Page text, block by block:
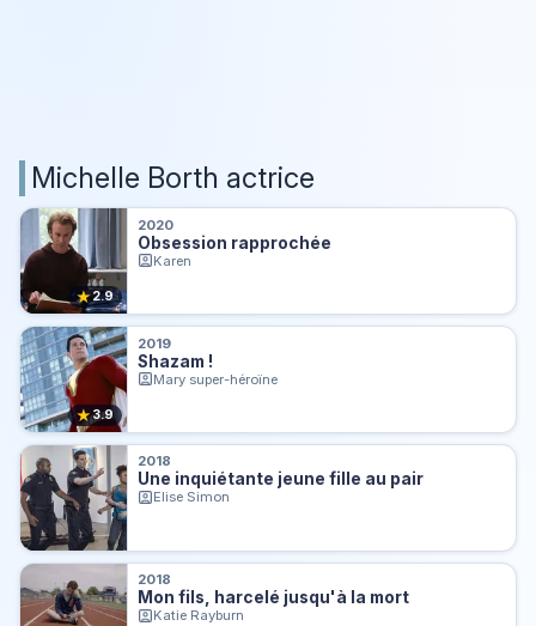
Michelle Borth actrice
★2.9
2020
Obsession rapprochée
Karen
★3.9
2019
Shazam !
Mary super-héroïne
2018
Une inquiétante jeune fille au pair
Elise Simon
2018
Mon fils, harcelé jusqu'à la mort
Katie Rayburn